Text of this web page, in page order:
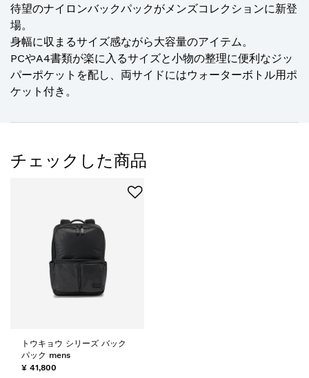
待望のナイロンバックパックがメンズコレクションに新登
場。
身幅に収まるサイズ感ながら大容量のアイテム。
PCやA4書類が楽に入るサイズと小物の整理に便利なジッ
パーポケットを配し、両サイドにはウォーターボトル用ポ
ケット付き。
チェックした商品
トウキョウ シリーズ バック
パック mens
¥ 41,800